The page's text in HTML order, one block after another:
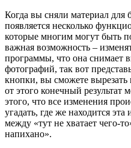
Когда вы сняли материал
появляется несколько
которые многим могут быть
важная возможность –
программы, что она снимает
фотографий, так вот
кнопки, вы сможете
от этого конечный результат
этого, что все изменения
угадать, где же находится эта
между «тут не хватает чего-
напихано».